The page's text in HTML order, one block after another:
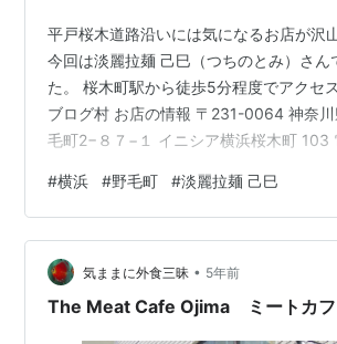
平戸桜木道路沿いには気になるお店が沢
今回は淡麗拉麺 己巳（つちのとみ）さん
た。 桜木町駅から徒歩5分程度でアクセ
ブログ村 お店の情報 〒231-0064 神奈
毛町2−８７−１ イニシア横浜桜木町
ュー！ ポルチーニ香る淡麗塩ラーメン 豚
ー丼（塩だれ） 味玉 合計1,300円位。
メンで、結構ボリュームあり普通にお腹
ました！ トリフェを使ったタレなどもあ
域を突破してそうな商品…
#横浜 #野毛町 #淡麗拉麺 己巳
気ままに外食三昧 • 5年前
The Meat Cafe Ojima ミートカ